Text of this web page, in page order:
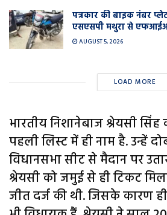
पत्रकार की बाइक नंबर
एसएसपी मथुरा से
AUGUST 5, 2026
LOAD MORE
भारतीय निशानेबाज श्रेयसी
पहली लिस्ट में ही नाम है. उन्हें
विधानसभा सीट से मैदान पर
श्रेयसी को जमुई से ही टिकट
जीत दर्ज की थी. जिसके कारण